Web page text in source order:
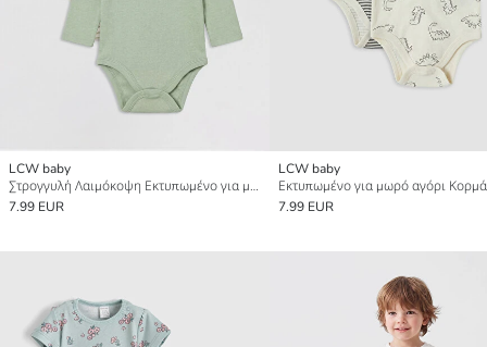
LCW baby
Στρογγυλή Λαιμόκοψη Εκτυπωμένο για μωρό αγόρι Κορμάκι με Κουμπιά 2-Πακέτο
7.99 EUR
LCW baby
7.99 EUR